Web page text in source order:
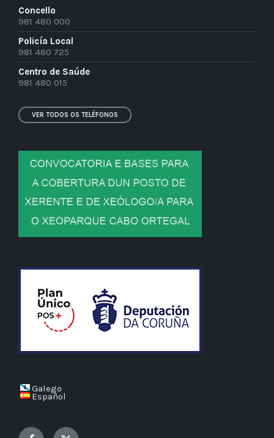
Concello
981 480 000
Policía Local
981 480 725
Centro de Saúde
981 480 015
VER TODOS OS TELÉFONOS
Galego
Español